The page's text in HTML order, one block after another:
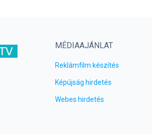
MÉDIAAJÁNLAT
Reklámfilm készítés
Képújság hirdetés
Webes hirdetés